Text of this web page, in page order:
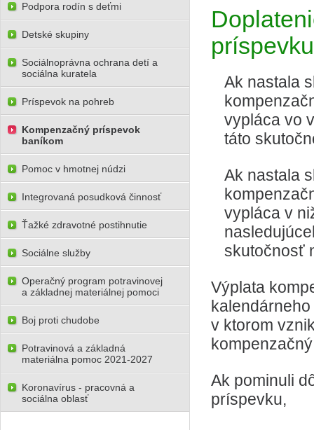
príspevku
Ak nastala
vypláca vo
táto
Ak nastala
vypláca v
skutočnosť
Výplata
v ktorom
Ak pominuli
príspevku,
Podpora rodín s deťmi
Detské skupiny
Sociálnoprávna ochrana detí a
sociálna kuratela
Príspevok na pohreb
Kompenzačný príspevok
baníkom
Pomoc v hmotnej núdzi
Integrovaná posudková činnosť
Ťažké zdravotné postihnutie
Sociálne služby
Operačný program potravinovej
a základnej materiálnej pomoci
Boj proti chudobe
Potravinová a základná
materiálna pomoc 2021-2027
Koronavírus - pracovná a
sociálna oblasť